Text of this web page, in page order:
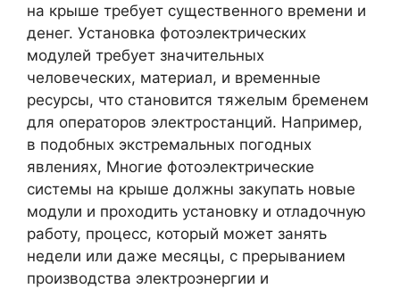
на крыше требует существенного времени и
денег. Установка фотоэлектрических
модулей требует значительных
человеческих, материал, и временные
ресурсы, что становится тяжелым бременем
для операторов электростанций. Например,
в подобных экстремальных погодных
явлениях, Многие фотоэлектрические
системы на крыше должны закупать новые
модули и проходить установку и отладочную
работу, процесс, который может занять
недели или даже месяцы, с прерыванием
производства электроэнергии и